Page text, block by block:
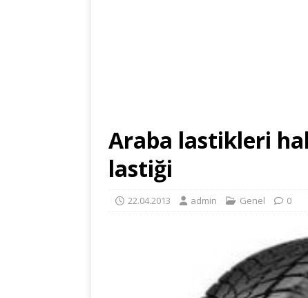
Araba lastikleri
lastiği
22.04.2013 admin Genel 0